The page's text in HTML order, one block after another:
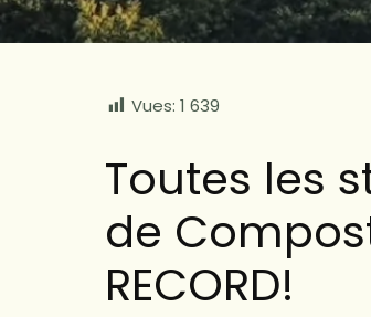
Vues: 1 639
Toutes les
de
RECORD!